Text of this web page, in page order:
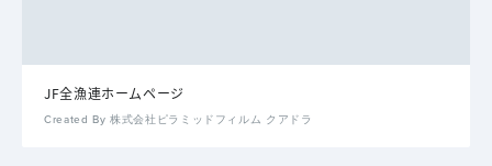
JF全漁連ホームページ
Created By 株式会社ピラミッドフィルム クアドラ